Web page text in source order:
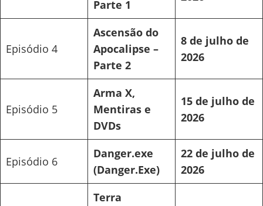
Parte 1
Episódio 4
Ascensão do
Apocalipse –
Parte 2
8 de julho de
2026
Episódio 5
Arma X,
Mentiras e
DVDs
15 de julho de
2026
Episódio 6
Danger.exe
(Danger.Exe)
22 de julho de
2026
Terra